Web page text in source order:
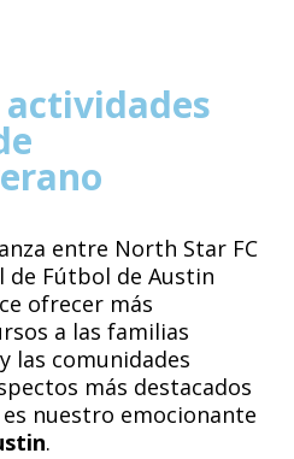
actividades
entre North Star FC
de Fútbol de Austin
ofrecer más
a las familias
las comunidades
más destacados
nuestro emocionante
.